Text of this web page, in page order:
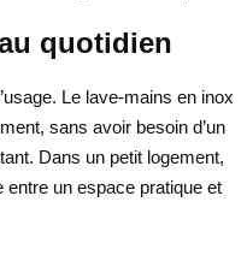
quotidien
Le lave-mains en inox
sans avoir besoin d’un
Dans un petit logement,
entre un espace pratique et